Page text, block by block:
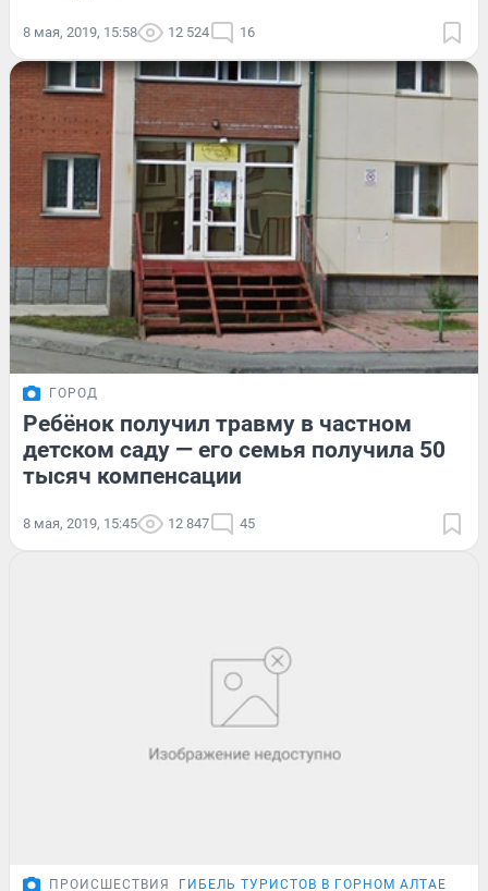
8 мая, 2019, 15:58 12 524 16
ГОРОД
Ребёнок получил травму в частном
детском саду — его семья получила 50
тысяч компенсации
8 мая, 2019, 15:45 12 847 45
ПРОИСШЕСТВИЯ ГИБЕЛЬ ТУРИСТОВ В ГОРНОМ АЛТАЕ